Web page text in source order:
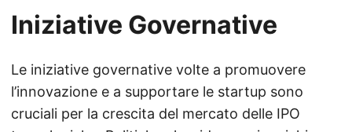
Iniziative Governative
Le iniziative governative volte a promuovere
l’innovazione e a supportare le startup sono
cruciali per la crescita del mercato delle IPO